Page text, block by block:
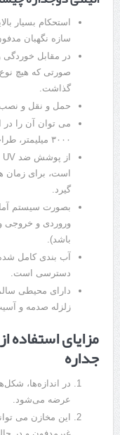
استحکام بسیار
سازه نگهبان
در مقابل خوردگی
صورتی که هیچ نوع
گذاشت.
حمل و نقل و نصب
۳۰۰۰ میلیمتر، طراحی و تولید کرد.
است، برای زمان
گیرد.
بصورت سیستم
وروردی و خروجی
باشد).
آب بندی کامل
دسترسی است.
دارای محیطی
زلزله صدمه و
مزایای استفاده
جداره
در اندازه‌ها،
عرضه می‌شود.
این مخازن می